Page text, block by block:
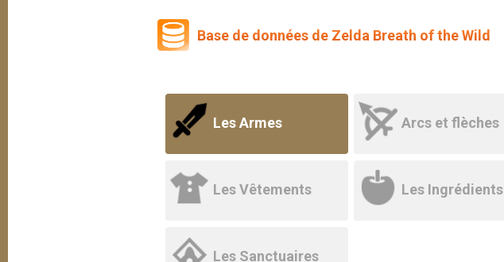
Base de données de Zelda Breath of the Wild
Les Armes Arcs et flèches
Les Vêtements Les Ingrédients
Les Sanctuaires